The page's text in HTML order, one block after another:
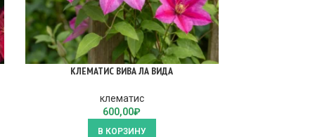
КЛЕМАТИС ВИВА ЛА ВИДА
клематис
600,00₽
В КОРЗИНУ